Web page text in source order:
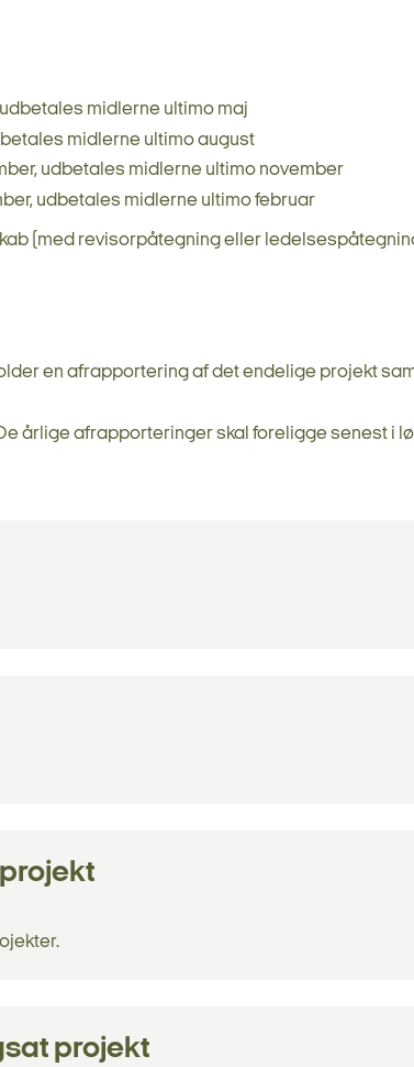
midlerne ultimo maj
midlerne ultimo august
udbetales midlerne ultimo november
udbetales midlerne ultimo februar
(med revisorpåtegning eller
en afrapportering af det endelige projekt
årlige afrapporteringer skal foreligge senest i
projekt